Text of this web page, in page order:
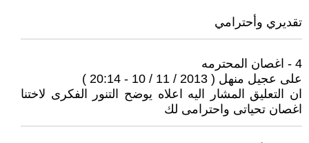
تقديري وأحترامي
4 - اغصان المحترمه
على عجيل منهل ( 2013 / 11 / 10 - 20:14 )
ان التعليق المشار اليه اعلاه يوضح التنور الفكرى لاختنا
اغصان تحياتى واحترامى لك